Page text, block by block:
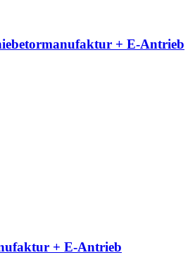
+ E-Antrieb
+ E-Antrieb